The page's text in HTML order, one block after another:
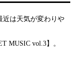
近は天気が変わりや
MUSIC vol.3】。